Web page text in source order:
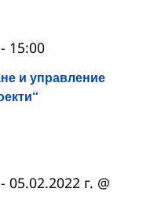
и управление
- 15:00
- 05.02.2022 г. @